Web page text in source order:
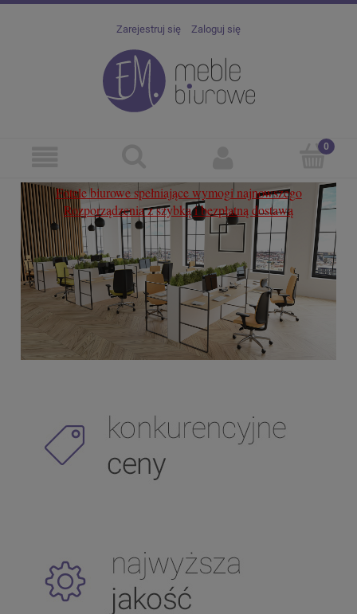
Zarejestruj się Zaloguj się
Fotelebiurowe spełniające wymogi najnowszego
Rozporządzenia z szybką i bezpłatną dostawą